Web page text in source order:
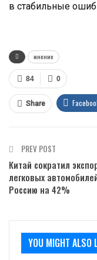
в стабильные
мнение
0
84
Share
PREV POST
Китай сократил
легковых
Россию на 42%
YOU MIGHT ALSO